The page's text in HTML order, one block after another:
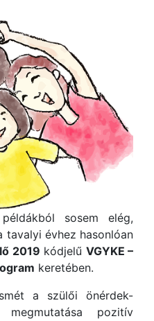
sosem elég,
tavalyi évhez hasonlóan
2019 kódjelű VGYKE –
keretében.
a szülői önérdek-
megmutatása pozitív